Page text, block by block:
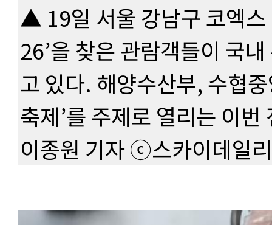
▲ 19일 서울 강남구 코엑스
26’을 찾은 관람객들이 국
고 있다. 해양수산부, 수협
축제’를 주제로 열리는 이
이종원 기자 ⓒ스카이데일리